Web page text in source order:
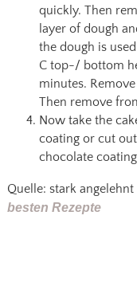
quickly. Then
layer of dough
the dough is
C top-/ bottom
minutes.
Then remove
Now take the
coating or cut
chocolate
Quelle: stark
besten Rezepte